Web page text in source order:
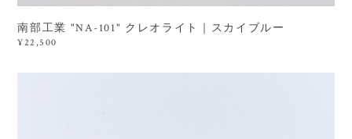
南部工業 "NA-101" クレオライト｜スカイブルー
¥22,500